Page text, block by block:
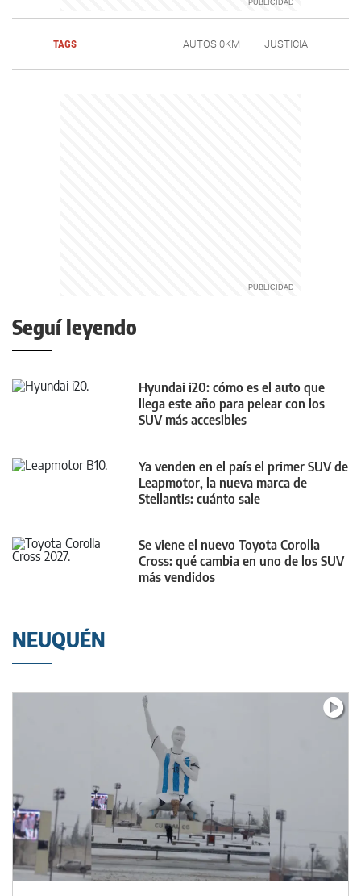
TAGS AUTOS 0KM JUSTICIA
Seguí leyendo
Hyundai i20: cómo es el auto que
llega este año para pelear con los
SUV más accesibles
Ya venden en el país el primer SUV de
Leapmotor, la nueva marca de
Stellantis: cuánto sale
Se viene el nuevo Toyota Corolla
Cross: qué cambia en uno de los SUV
más vendidos
NEUQUÉN